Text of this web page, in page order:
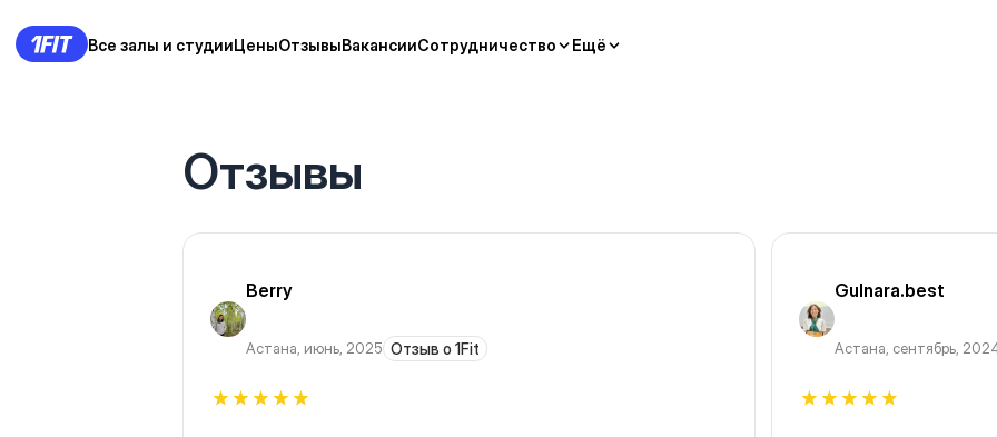
Все залы и студииЦеныОтзывыВакансииСотрудничество Ещё
Отзывы
Berry
Астана, июнь, 2025 Отзыв о 1Fit
Gulnara.best
Астана, сентябрь,